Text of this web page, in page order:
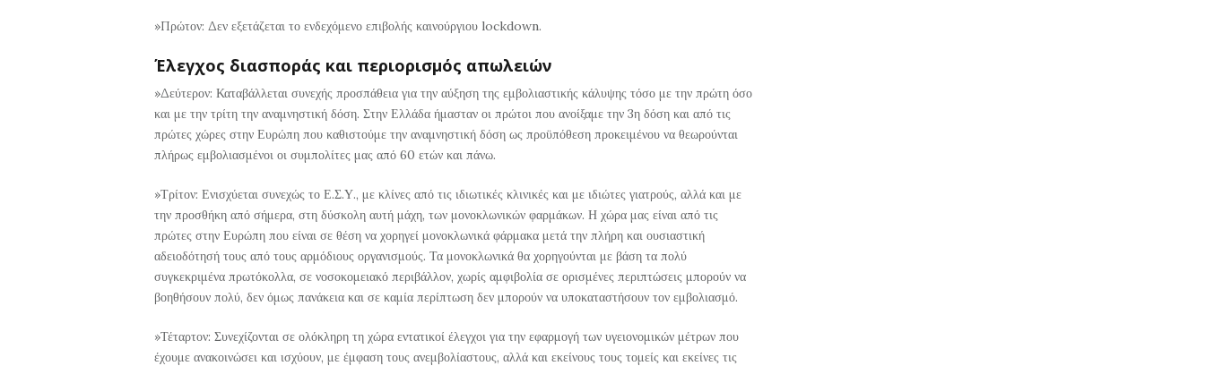
»Πρώτον: Δεν εξετάζεται το ενδεχόμενο επιβολής καινούργιου lockdown.
Έλεγχος διασποράς και περιορισμός απωλειών
»Δεύτερον: Καταβάλλεται συνεχής προσπάθεια για την αύξηση της εμβολιαστικής κάλυψης τόσο με την πρώτη όσο
και με την τρίτη την αναμνηστική δόση. Στην Ελλάδα ήμασταν οι πρώτοι που ανοίξαμε την 3η δόση και από τις
πρώτες χώρες στην Ευρώπη που καθιστούμε την αναμνηστική δόση ως προϋπόθεση προκειμένου να θεωρούνται
πλήρως εμβολιασμένοι οι συμπολίτες μας από 60 ετών και πάνω.
»Τρίτον: Ενισχύεται συνεχώς το Ε.Σ.Υ., με κλίνες από τις ιδιωτικές κλινικές και με ιδιώτες γιατρούς, αλλά και με
την προσθήκη από σήμερα, στη δύσκολη αυτή μάχη, των μονοκλωνικών φαρμάκων. Η χώρα μας είναι από τις
πρώτες στην Ευρώπη που είναι σε θέση να χορηγεί μονοκλωνικά φάρμακα μετά την πλήρη και ουσιαστική
αδειοδότησή τους από τους αρμόδιους οργανισμούς. Τα μονοκλωνικά θα χορηγούνται με βάση τα πολύ
συγκεκριμένα πρωτόκολλα, σε νοσοκομειακό περιβάλλον, χωρίς αμφιβολία σε ορισμένες περιπτώσεις μπορούν να
βοηθήσουν πολύ, δεν όμως πανάκεια και σε καμία περίπτωση δεν μπορούν να υποκαταστήσουν τον εμβολιασμό.
»Τέταρτον: Συνεχίζονται σε ολόκληρη τη χώρα εντατικοί έλεγχοι για την εφαρμογή των υγειονομικών μέτρων που
έχουμε ανακοινώσει και ισχύουν, με έμφαση τους ανεμβολίαστους, αλλά και εκείνους τους τομείς και εκείνες τις